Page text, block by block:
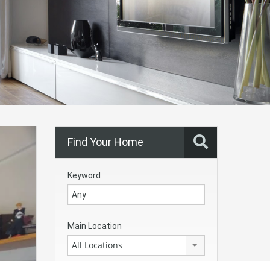
Find Your Home
Keyword
Main Location
All Locations